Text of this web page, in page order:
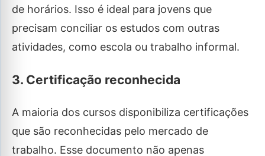
de horários. Isso é ideal para jovens que
precisam conciliar os estudos com outras
atividades, como escola ou trabalho informal.
3. Certificação reconhecida
A maioria dos cursos disponibiliza certificações
que são reconhecidas pelo mercado de
trabalho. Esse documento não apenas